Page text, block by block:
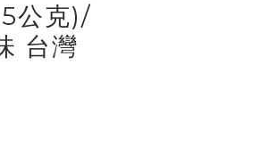
公克)/
台灣